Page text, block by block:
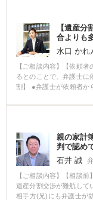
る必要性は乏しいとの
裁判手続きを全て取下げ
の不倫を疑い、迅速に
証拠を掴んだことで、
きました。 ●相手が油断
【遺産
合よりも
水口 かれ
【ご相談内容】【依頼
るとのことで、弁護士に
割】 ●弁護士が依頼者か
し、裁判所に証拠とし
最終的には兄の相続分
ポイント】 過去の家計
主張立証したことで、ご
親の家計
判で認め
石井 誠
【ご相談内容】【相談
遺産分割交渉が難航して
相手方(兄)にも弁護士が